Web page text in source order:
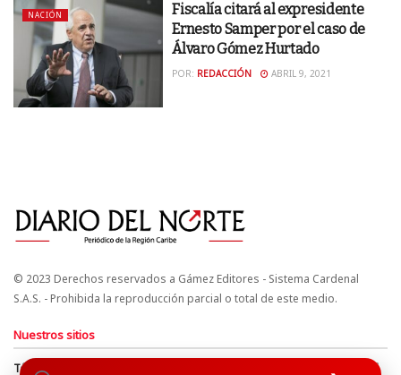
NACIÓN
Fiscalía citará al expresidente
Ernesto Samper por el caso de
Álvaro Gómez Hurtado
POR: REDACCIÓN ABRIL 9, 2021
© 2023 Derechos reservados a Gámez Editores - Sistema Cardenal
S.A.S. - Prohibida la reproducción parcial o total de este medio.
Nuestros sitios
Términos y Condiciones Derechos de Autor y Propiedad Intelectual